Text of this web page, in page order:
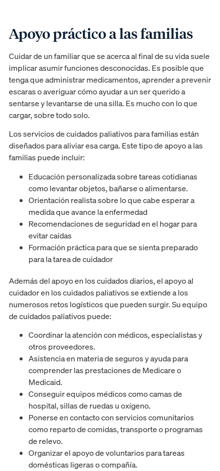
Apoyo práctico a las familias
Cuidar de un familiar que se acerca al final de su vida suele
implicar asumir funciones desconocidas. Es posible que
tenga que administrar medicamentos, aprender a prevenir
escaras o averiguar cómo ayudar a un ser querido a
sentarse y levantarse de una silla. Es mucho con lo que
cargar, sobre todo solo.
Los servicios de cuidados paliativos para familias están
diseñados para aliviar esa carga. Este tipo de apoyo a las
familias puede incluir:
Educación personalizada sobre tareas cotidianas
como levantar objetos, bañarse o alimentarse.
Orientación realista sobre lo que cabe esperar a
medida que avance la enfermedad
Recomendaciones de seguridad en el hogar para
evitar caídas
Formación práctica para que se sienta preparado
para la tarea de cuidador
Además del apoyo en los cuidados diarios, el apoyo al
cuidador en los cuidados paliativos se extiende a los
numerosos retos logísticos que pueden surgir. Su equipo
de cuidados paliativos puede:
Coordinar la atención con médicos, especialistas y
otros proveedores.
Asistencia en materia de seguros y ayuda para
comprender las prestaciones de Medicare o
Medicaid.
Conseguir equipos médicos como camas de
hospital, sillas de ruedas u oxígeno.
Ponerse en contacto con servicios comunitarios
como reparto de comidas, transporte o programas
de relevo.
Organizar el apoyo de voluntarios para tareas
domésticas ligeras o compañía.